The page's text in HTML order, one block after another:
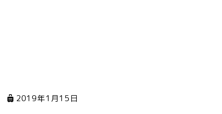
2019年1月15日